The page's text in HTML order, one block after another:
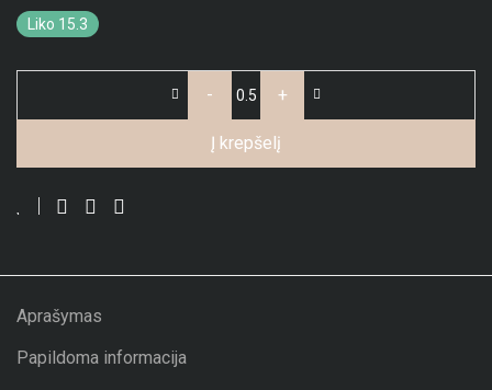
Liko 15.3
- +
Į krepšelį
Aprašymas
Papildoma informacija